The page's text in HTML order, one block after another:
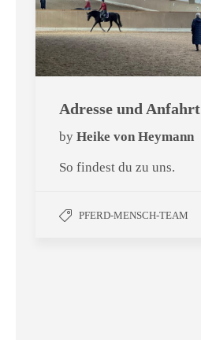
Adresse und Anfahrt
by Heike von Heymann
So findest du zu uns.
PFERD-MENSCH-TEAM